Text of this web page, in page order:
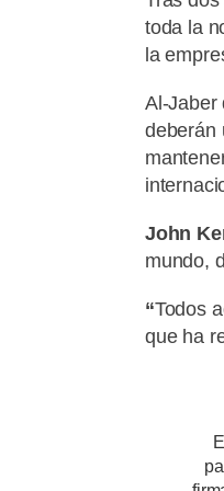
toda la
la
Al-Jaber
deberán
John
mundo,
“Todos
que ha